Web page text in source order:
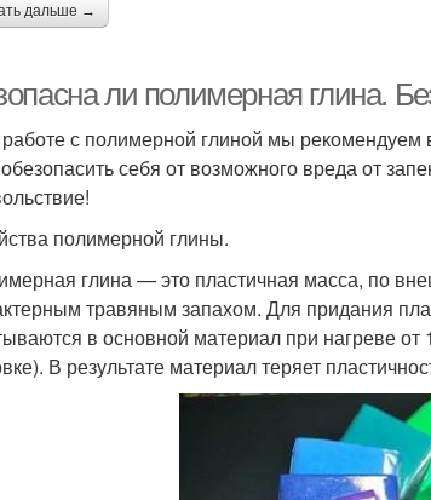
дальше →
ли полимерная глина.
с полимерной глиной мы рекомендуем
себя от возможного вреда от
полимерной глины.
глина — это пластичная масса, по
травяным запахом. Для придания
в основной материал при нагреве
В результате материал теряет